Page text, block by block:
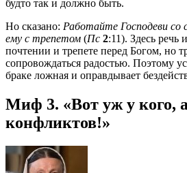
будто так и должно быть.
Но сказано: Работайте Господеви со
ему с трепетом (Пс 2:11). Здесь речь
почтении и трепете перед Богом, но
сопровождаться радостью. Поэтому
браке ложная и оправдывает
Миф 3. «Вот уж у кого, а
конфликтов!»